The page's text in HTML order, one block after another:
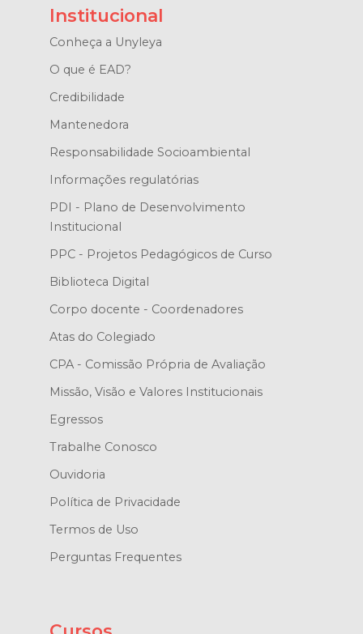
Institucional
Conheça a Unyleya
O que é EAD?
Credibilidade
Mantenedora
Responsabilidade Socioambiental
Informações regulatórias
PDI - Plano de Desenvolvimento
Institucional
PPC - Projetos Pedagógicos de Curso
Biblioteca Digital
Corpo docente - Coordenadores
Atas do Colegiado
CPA - Comissão Própria de Avaliação
Missão, Visão e Valores Institucionais
Egressos
Trabalhe Conosco
Ouvidoria
Política de Privacidade
Termos de Uso
Perguntas Frequentes